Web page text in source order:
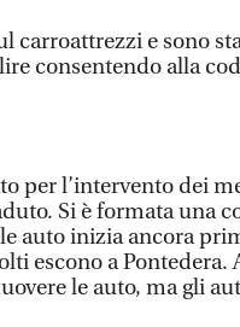
carroattrezzi e sono
consentendo alla
per l’intervento dei
Si è formata una
auto inizia ancora
escono a Pontedera.
le auto, ma gli